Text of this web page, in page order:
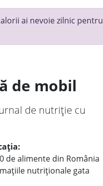
ai nevoie zilnic pentru
de mobil
de nutriție cu
de alimente din România
nutriționale gata